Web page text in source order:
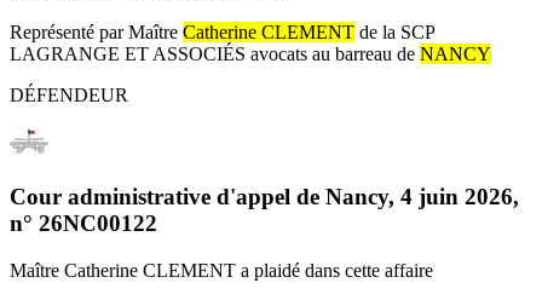
Représenté par Maître Catherine CLEMENT de la SCP
LAGRANGE ET ASSOCIÉS avocats au barreau de NANCY
DÉFENDEUR
Cour administrative d'appel de Nancy, 4 juin 2026,
n° 26NC00122
Maître Catherine CLEMENT a plaidé dans cette affaire